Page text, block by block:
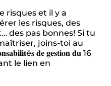
risques et il y a
les risques, des
des pas bonnes! Si tu
joins-toi au
𝐝𝐞 𝐠𝐞𝐬𝐭𝐢𝐨𝐧 𝐝𝐮 16
le lien en